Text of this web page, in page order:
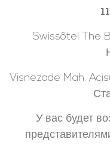
Swissôtel The
Visnezade Mah.
У вас будет